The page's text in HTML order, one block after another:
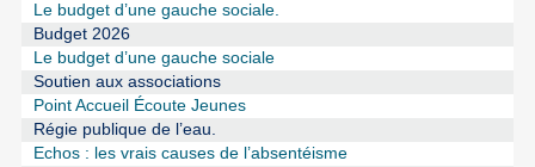
Le budget d’une gauche sociale.
Budget 2026
Le budget d’une gauche sociale
Soutien aux associations
Point Accueil Écoute Jeunes
Régie publique de l’eau.
Echos : les vrais causes de l’absentéisme